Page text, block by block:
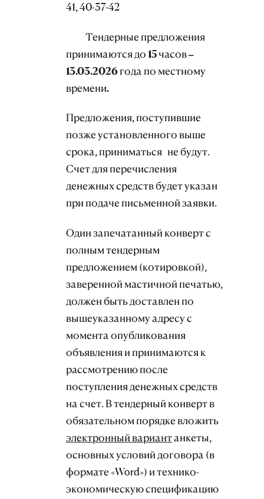
41, 40-37-42
Тендерные предложения
принимаются до 15 часов –
13.03.2026 года по местному
времени.
Предложения, поступившие
позже установленного выше
срока, приниматься не будут.
Счет для перечисления
денежных средств будет указан
при подаче письменной заявки.
Один запечатанный конверт с
полным тендерным
предложением (котировкой),
заверенной мастичной печатью,
должен быть доставлен по
вышеуказанному адресу с
момента опубликования
объявления и принимаются к
рассмотрению после
поступления денежных средств
на счет. В тендерный конверт в
обязательном порядке вложить
электронный вариантанкеты,
основных условий договора (в
формате «Word») и технико-
экономическую спецификацию